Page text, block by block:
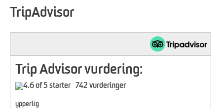
TripAdvisor
Trip Advisor vurdering:
742 vurderinger
ypperlig